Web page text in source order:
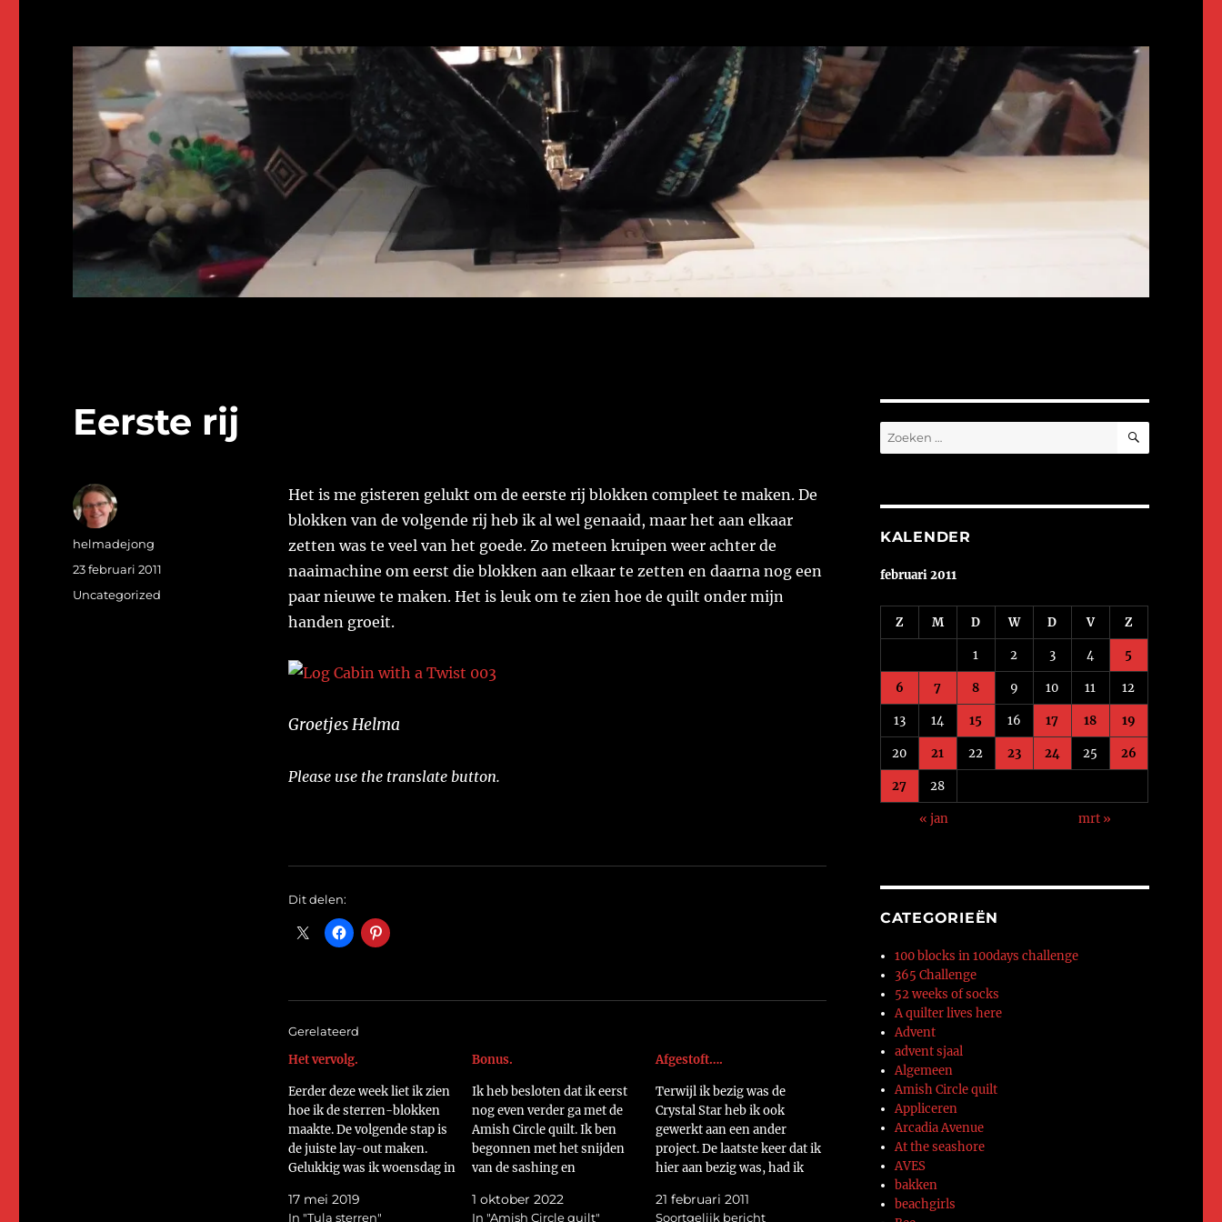
Eerste rij
Het is me gisteren gelukt om de eerste rij blokken compleet te maken. De
blokken van de volgende rij heb ik al wel genaaid, maar het aan elkaar
zetten was te veel van het goede. Zo meteen kruipen weer achter de
naaimachine om eerst die blokken aan elkaar te zetten en daarna nog een
paar nieuwe te maken. Het is leuk om te zien hoe de quilt onder mijn
handen groeit.
Groetjes Helma
Please use the translate button.
Dit delen:
Gerelateerd
Het vervolg.
Eerder deze week liet ik zien
hoe ik de sterren-blokken
maakte. De volgende stap is
de juiste lay-out maken.
Gelukkig was ik woensdag in
over de grond te kruipen
17 mei 2019
In "Tula sterren"
Bonus.
Ik heb besloten dat ik eerst
nog even verder ga met de
Amish Circle quilt. Ik ben
begonnen met het snijden
van de sashing en
https://flic.kr/p/2nQmsXm
1 oktober 2022
In "Amish Circle quilt"
Afgestoft….
Terwijl ik bezig was de
Crystal Star heb ik ook
gewerkt aan een ander
project. De laatste keer dat ik
hier aan bezig was, had ik
blokken aan elkaar te zetten.
21 februari 2011
Soortgelijk bericht
Auteur
helmadejong
Geplaatst
23 februari 2011
Categorieën
Uncategorized
Zoeken
naar:
ZOEKEN
KALENDER
februari 2011
Z M D W D V Z
1 2 3 4 5
6 7 8 9 10 11 12
13 14 15 16 17 18 19
20 21 22 23 24 25 26
27 28
« jan mrt »
CATEGORIEËN
100 blocks in 100days challenge
365 Challenge
52 weeks of socks
A quilter lives here
Advent
advent sjaal
Algemeen
Amish Circle quilt
Appliceren
Arcadia Avenue
At the seashore
AVES
bakken
beachgirls